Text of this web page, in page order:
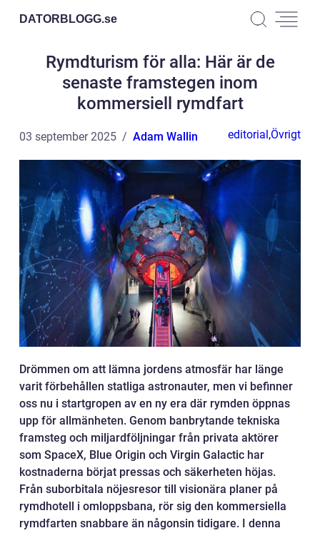
DATORBLOGG.se
Rymdturism för alla: Här är de
senaste framstegen inom
kommersiell rymdfart
03 september 2025 Adam Wallin editorial,Övrigt
Drömmen om att lämna jordens atmosfär har länge
varit förbehållen statliga astronauter, men vi befinner
oss nu i startgropen av en ny era där rymden öppnas
upp för allmänheten. Genom banbrytande tekniska
framsteg och miljardföljningar från privata aktörer
som SpaceX, Blue Origin och Virgin Galactic har
kostnaderna börjat pressas och säkerheten höjas.
Från suborbitala nöjesresor till visionära planer på
rymdhotell i omloppsbana, rör sig den kommersiella
rymdfarten snabbare än någonsin tidigare. I denna